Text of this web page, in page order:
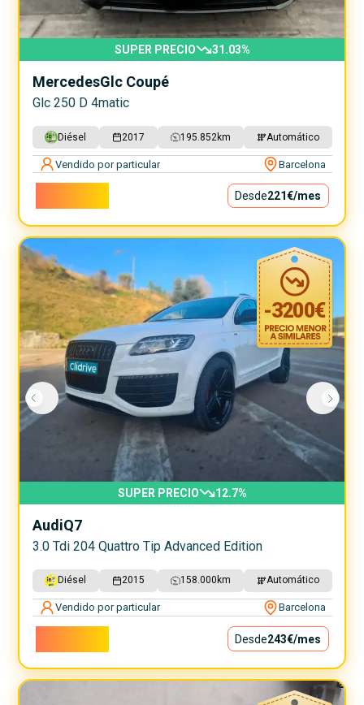
SUPER PRECIO 31.03%
MercedesGlc Coupé
Glc 250 D 4matic
Diésel 2017 195.852 km Automático
Vendido por particular Barcelona
Desde221€/mes
-3200€
SUPER PRECIO 12.7%
AudiQ7
3.0 Tdi 204 Quattro Tip Advanced Edition
Diésel 2015 158.000 km Automático
Vendido por particular Barcelona
Desde243€/mes